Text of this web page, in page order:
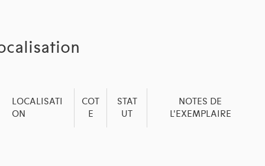
LOCALISATI
ON
COT
E
STAT
UT
NOTES DE
L'EXEMPLAIRE